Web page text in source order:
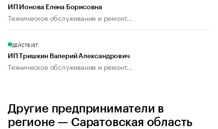
ИП Ионова Елена Борисовна
Техническое обслуживание и ремонт...
ДЕЙСТВУЕТ
ИП Тришкин Валерий Александрович
Техническое обслуживание и ремонт...
Другие предприниматели в
регионе — Саратовская область